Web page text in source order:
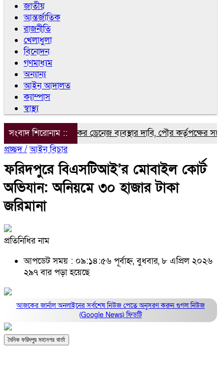
জাতীয়
আন্তর্জাতিক
রাজনীতি
খেলাধুলা
বিনোদন
গণমাধ্যম
অন্যান্য
আইন আদালত
ক্যাম্পাস
স্বাস্থ্য
সংবাদ শিরোনাম ::
নম্বর ওয়ার্ডে কার্যকর ড্রেনেজ ব্যবস্থার দাবি, পৌর কর্তৃপক্ষের
প্রচ্ছদ / আইন বিচার
ফরিদপুরে বিএসটিআই’র মোবাইল কোর্ট
অভিযান: অনিয়মে ৩০ হাজার টাকা
জরিমানা
প্রতিনিধির নাম
আপডেট সময় : ০৯:১৪:৫৬ পূর্বাহ্ন, বুধবার, ৮ এপ্রিল ২০২৬
২৯৭ বার পড়া হয়েছে
আজকের জার্নাল অনলাইনের সর্বশেষ নিউজ পেতে অনুসরণ করুনগুগল নিউজ
(Google News)ফিডটি
দৈনিক ফরিদপুর মহানগর বার্তা